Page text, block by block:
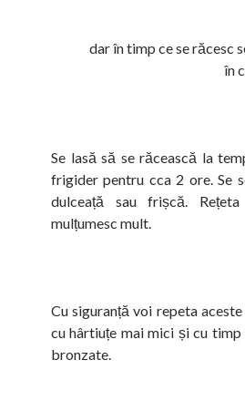
dar în timp ce se răcesc
în
Se lasă să se răcească la
frigider pentru cca 2 ore. Se
dulceață sau frișcă.
mulțumesc mult.
Cu siguranță voi repeta
cu hârtiuțe mai mici și cu
bronzate.